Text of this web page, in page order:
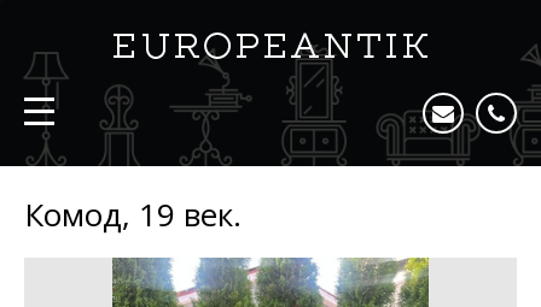
Комод, 19 век.